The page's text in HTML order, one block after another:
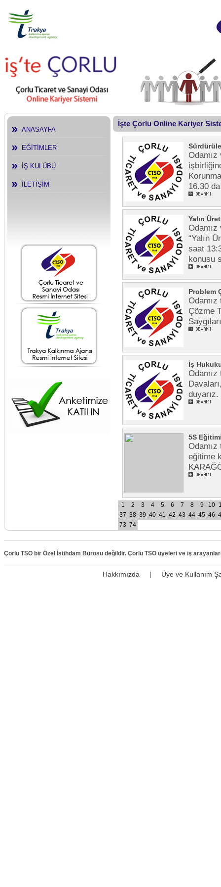
ANASAYFA
EĞİTİMLER
İŞ KULÜBÜ
İLETİŞİM
İşte Çorlu Online Kariyer
16.30
Yalın
Odamız
“Yalın
saat
konusu
Problem
Çözme
İş
5S
eğitime
1 2 3 4 5 6 7 8 9 10
37 38 39 40 41 42 43 44 45 46
73 74
Çorlu TSO bir Özel İstihdam Bürosu değildir. Çorlu TSO üyeleri ve iş
Hakkımızda | Üye ve Kullanım